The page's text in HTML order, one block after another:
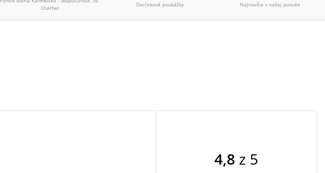
Charbel
Darčekové poukážky Najnovšie v našej ponuke
4,8 z 5